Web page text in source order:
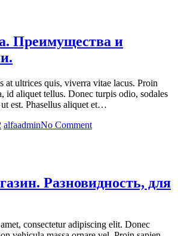
услуги?
Преимущества и
at ultrices quis, viverra vitae lacus. Proin
id aliquet tellus. Donec turpis odio, sodales
est. Phasellus aliquet et…
alfaadminNo Commenton
Разновидность, для
consectetur adipiscing elit. Donec